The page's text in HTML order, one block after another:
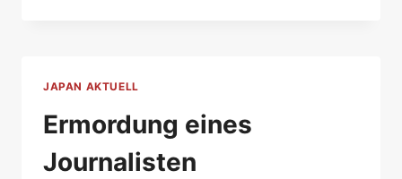
JAPAN AKTUELL
Ermordung eines
Journalisten